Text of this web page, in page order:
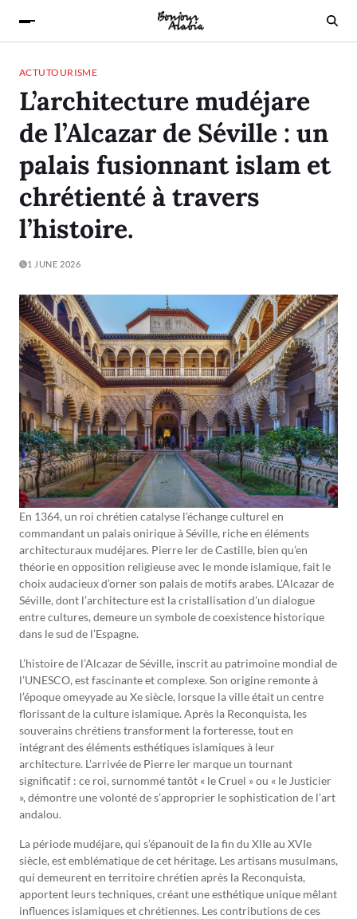
ACTUTOURISME
L’architecture mudéjare
de l’Alcazar de Séville : un
palais fusionnant islam et
chrétienté à travers
l’histoire.
1 JUNE 2026
En 1364, un roi chrétien catalyse l’échange culturel en
commandant un palais onirique à Séville, riche en éléments
architecturaux mudéjares. Pierre Ier de Castille, bien qu’en
théorie en opposition religieuse avec le monde islamique, fait le
choix audacieux d’orner son palais de motifs arabes. L’Alcazar de
Séville, dont l’architecture est la cristallisation d’un dialogue
entre cultures, demeure un symbole de coexistence historique
dans le sud de l’Espagne.
L’histoire de l’Alcazar de Séville, inscrit au patrimoine mondial de
l’UNESCO, est fascinante et complexe. Son origine remonte à
l’époque omeyyade au Xe siècle, lorsque la ville était un centre
florissant de la culture islamique. Après la Reconquista, les
souverains chrétiens transforment la forteresse, tout en
intégrant des éléments esthétiques islamiques à leur
architecture. L’arrivée de Pierre Ier marque un tournant
significatif : ce roi, surnommé tantôt « le Cruel » ou « le Justicier
», démontre une volonté de s’approprier le sophistication de l’art
andalou.
La période mudéjare, qui s’épanouit de la fin du XIIe au XVIe
siècle, est emblématique de cet héritage. Les artisans musulmans,
qui demeurent en territoire chrétien après la Reconquista,
apportent leurs techniques, créant une esthétique unique mêlant
influences islamiques et chrétiennes. Les contributions de ces